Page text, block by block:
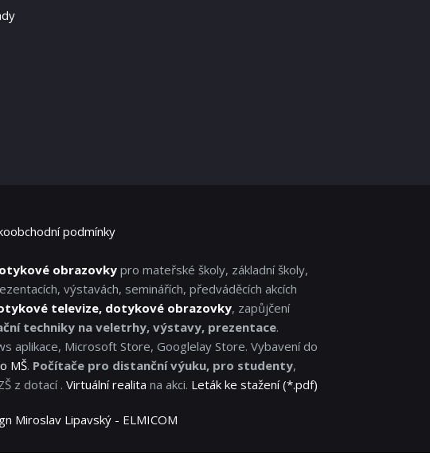
podmínky
obrazovkypro mateřské školy, základní školy,
výstavách, seminářích, předváděcích akcích
televize, dotykové obrazovky, zapůjčení
techniky na veletrhy, výstavy, prezentace.
aplikace, Microsoft Store, Googlelay Store. Vybavení do
MŠ. Počítače pro distanční výuku, pro studenty,
z dotací . Virtuální realita na akci. Leták ke stažení (*.pdf)
Miroslav Lipavský - ELMICOM